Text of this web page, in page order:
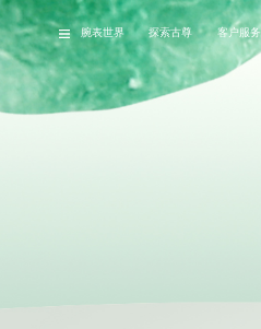
腕表世界 探索古尊 客户服务